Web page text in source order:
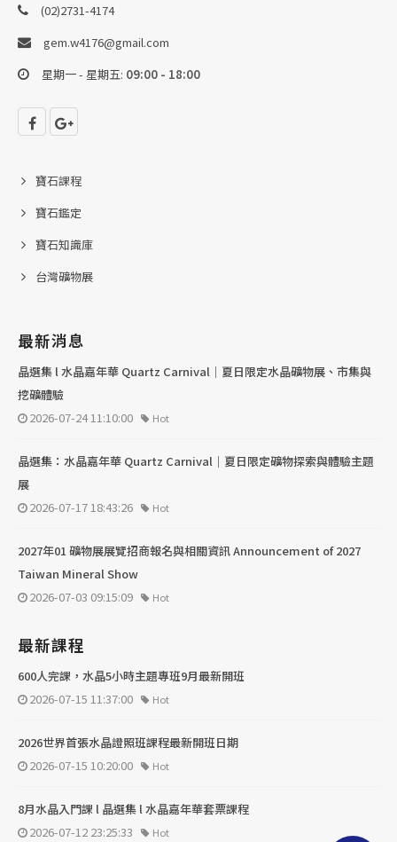
(02)2731-4174
gem.w4176@gmail.com
星期一 - 星期五: 09:00 - 18:00
寶石課程
寶石鑑定
寶石知識庫
台灣礦物展
最新消息
晶選集 l 水晶嘉年華 Quartz Carnival｜夏日限定水晶礦物展、市集與
挖礦體驗
2026-07-24 11:10:00
Hot
晶選集：水晶嘉年華 Quartz Carnival｜夏日限定礦物探索與體驗主題
展
2026-07-17 18:43:26
Hot
2027年01 礦物展展覽招商報名與相關資訊 Announcement of 2027
Taiwan Mineral Show
2026-07-03 09:15:09
Hot
最新課程
600人完課，水晶5小時主題專班9月最新開班
2026-07-15 11:37:00
Hot
2026世界首張水晶證照班課程最新開班日期
2026-07-15 10:20:00
Hot
8月水晶入門課 l 晶選集 l 水晶嘉年華套票課程
2026-07-12 23:25:33
Hot